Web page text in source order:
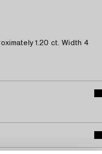
1.20 ct. Width 4